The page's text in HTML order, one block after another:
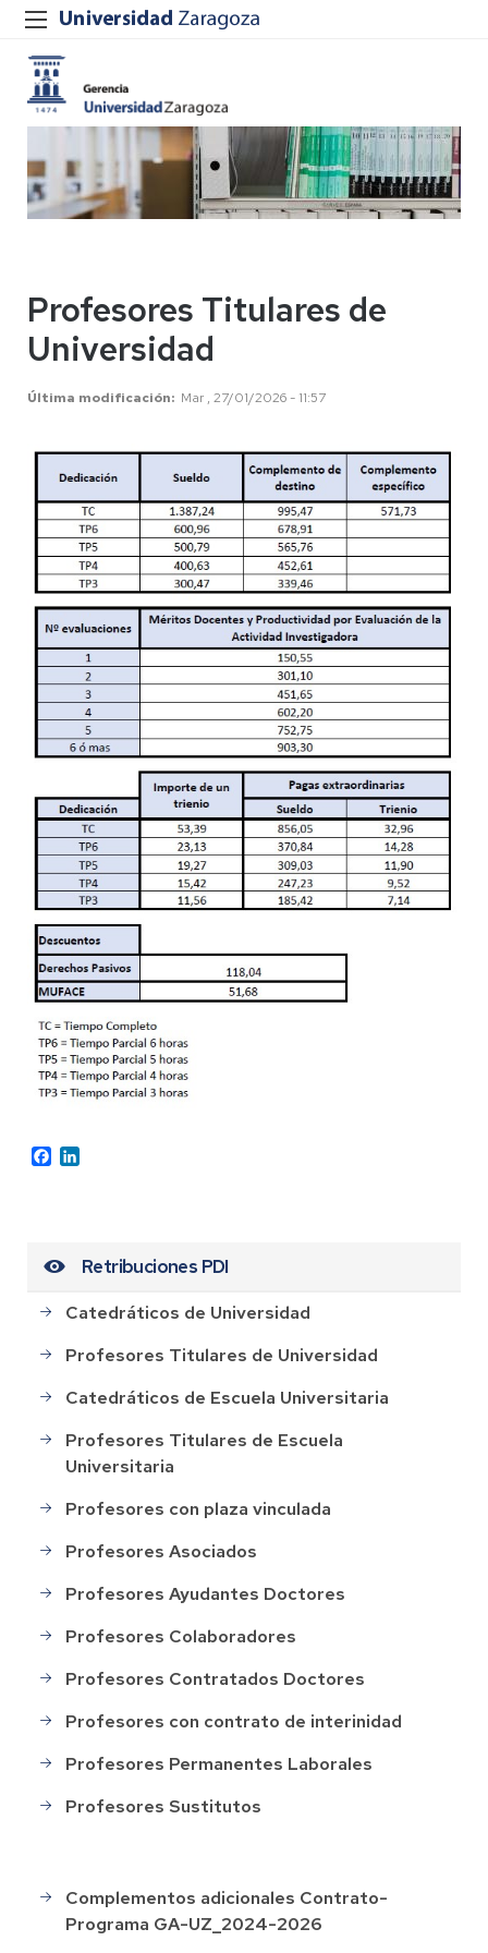
Profesores Titulares de
Universidad
Última modificación Mar , 27/01/2026 - 11:57
Facebook
Retribuciones PDI
Catedráticos de Universidad
Profesores Titulares de Universidad
Catedráticos de Escuela Universitaria
Profesores Titulares de Escuela
Universitaria
Profesores con plaza vinculada
Profesores Asociados
Profesores Ayudantes Doctores
Profesores Colaboradores
Profesores Contratados Doctores
Profesores con contrato de interinidad
Profesores Permanentes Laborales
Profesores Sustitutos
Otras
retribuciones
Complementos adicionales Contrato-
Programa GA-UZ_2024-2026